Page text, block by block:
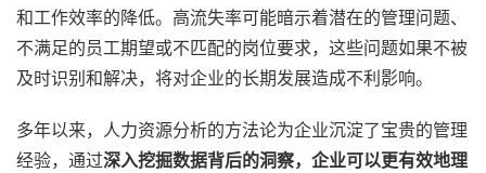
和工作效率的降低。高流失率可能暗示着潜在的管理问题、
不满足的员工期望或不匹配的岗位要求，这些问题如果不被
及时识别和解决，将对企业的长期发展造成不利影响。
多年以来，人力资源分析的方法论为企业沉淀了宝贵的管理
经验，通过深入挖掘数据背后的洞察，企业可以更有效地理